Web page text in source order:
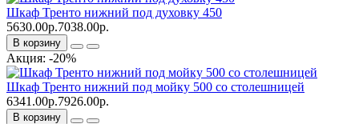
Шкаф Тренто нижний под духовку 450
5630.00р.7038.00р.
В корзину
Акция: -20%
Шкаф Тренто нижний под мойку 500 со столешницей
6341.00р.7926.00р.
В корзину